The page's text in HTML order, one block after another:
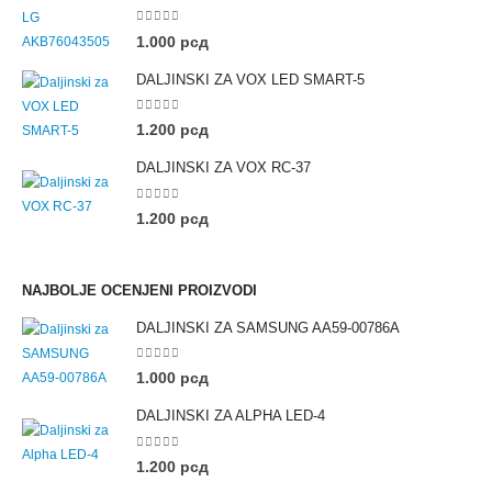
0 out of 5
1.000 рсд
DALJINSKI ZA VOX LED SMART-5
0 out of 5
1.200 рсд
DALJINSKI ZA VOX RC-37
0 out of 5
1.200 рсд
NAJBOLJE OCENJENI PROIZVODI
DALJINSKI ZA SAMSUNG AA59-00786A
0 out of 5
1.000 рсд
DALJINSKI ZA ALPHA LED-4
0 out of 5
1.200 рсд